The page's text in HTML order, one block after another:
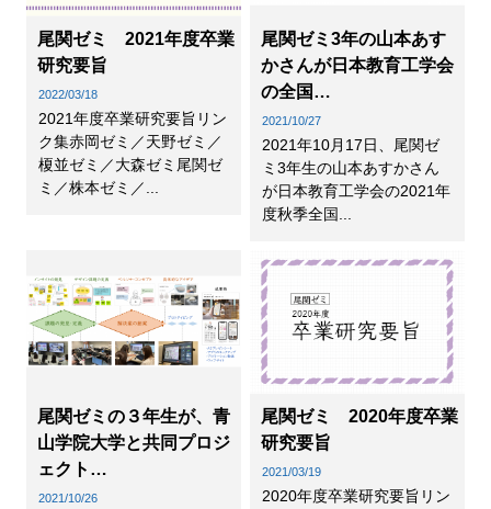
尾関ゼミ 2021年度卒業
研究要旨
2022/03/18
2021年度卒業研究要旨リン
ク集赤岡ゼミ／天野ゼミ／
榎並ゼミ／大森ゼミ尾関ゼ
ミ／株本ゼミ／...
尾関ゼミ3年の山本あす
かさんが日本教育工学会
の全国…
2021/10/27
2021年10月17日、尾関ゼ
ミ3年生の山本あすかさん
が日本教育工学会の2021年
度秋季全国...
尾関ゼミの３年生が、青
山学院大学と共同プロジ
ェクト…
2021/10/26
尾関ゼミ 2020年度卒業
研究要旨
2021/03/19
2020年度卒業研究要旨リン